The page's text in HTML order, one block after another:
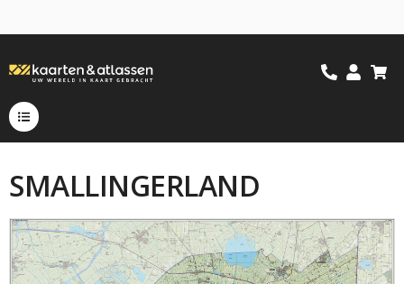
SMALLINGERLAND